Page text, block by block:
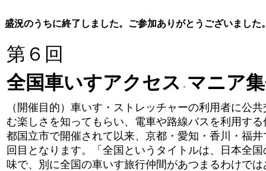
盛況のうちに終了しました。ご参加ありがとうございました
第６回
全国車いすアクセス
・ マニア
（開催目的）車いす・ストレッチャーの利用者に公
む楽しさを知ってもらい、電車や路線バスを利用す
都国立市で開催されて以来、京都・愛知・香川・福
回目となります。「全国というタイトルは、日本全
味で、別に全国の車いす旅行仲間があつまるわけで